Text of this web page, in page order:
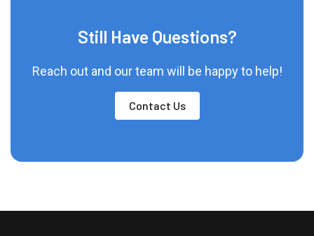
Still Have Questions?
Reach out and our team will be happy to help!
Contact Us